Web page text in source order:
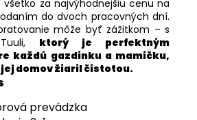
za najvýhodnejšiu cenu na
do dvoch pracovných dní.
môže byť zážitkom – s
ktorý je perfektným
každú gazdinku a mamičku,
domov žiaril čistotou.
prevádzka